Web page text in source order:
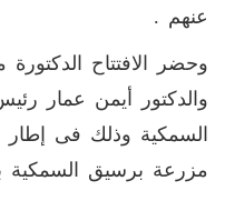
عنهم .
وحضر الافتتاح
والدكتور أيمن عمار رئيس
السمكية وذلك فى
مزرعة برسيق